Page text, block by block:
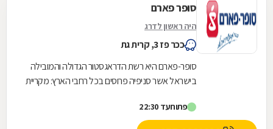
סופר פארם
היה ראשון לדרג
ככר פז 3, קרית גת
סופר-פארם היא רשת הדראגסטור הגדולה והמובילה
בישראל אשר סניפיה פרוסים בכל רחבי הארץ: מקריית
פתוחעד 22:30